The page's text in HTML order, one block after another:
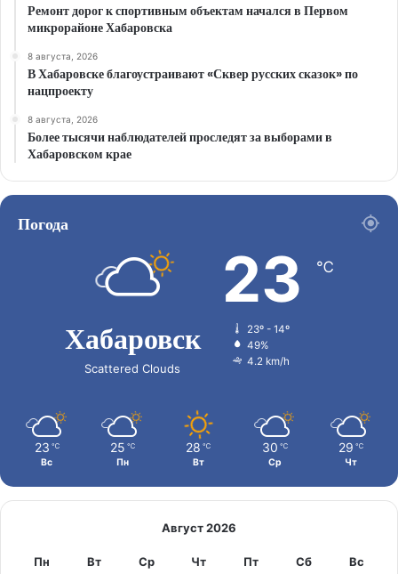
Ремонт дорог к спортивным объектам начался в Первом
микрорайоне Хабаровска
8 августа, 2026
В Хабаровске благоустраивают «Сквер русских сказок» по
нацпроекту
8 августа, 2026
Более тысячи наблюдателей проследят за выборами в
Хабаровском крае
Погода
Хабаровск
Scattered Clouds
23 ℃
23º - 14º
49%
4.2 km/h
23 ℃
Вс
25 ℃
Пн
28 ℃
Вт
30 ℃
Ср
29 ℃
Чт
Август 2026
Пн Вт Ср Чт Пт Сб Вс